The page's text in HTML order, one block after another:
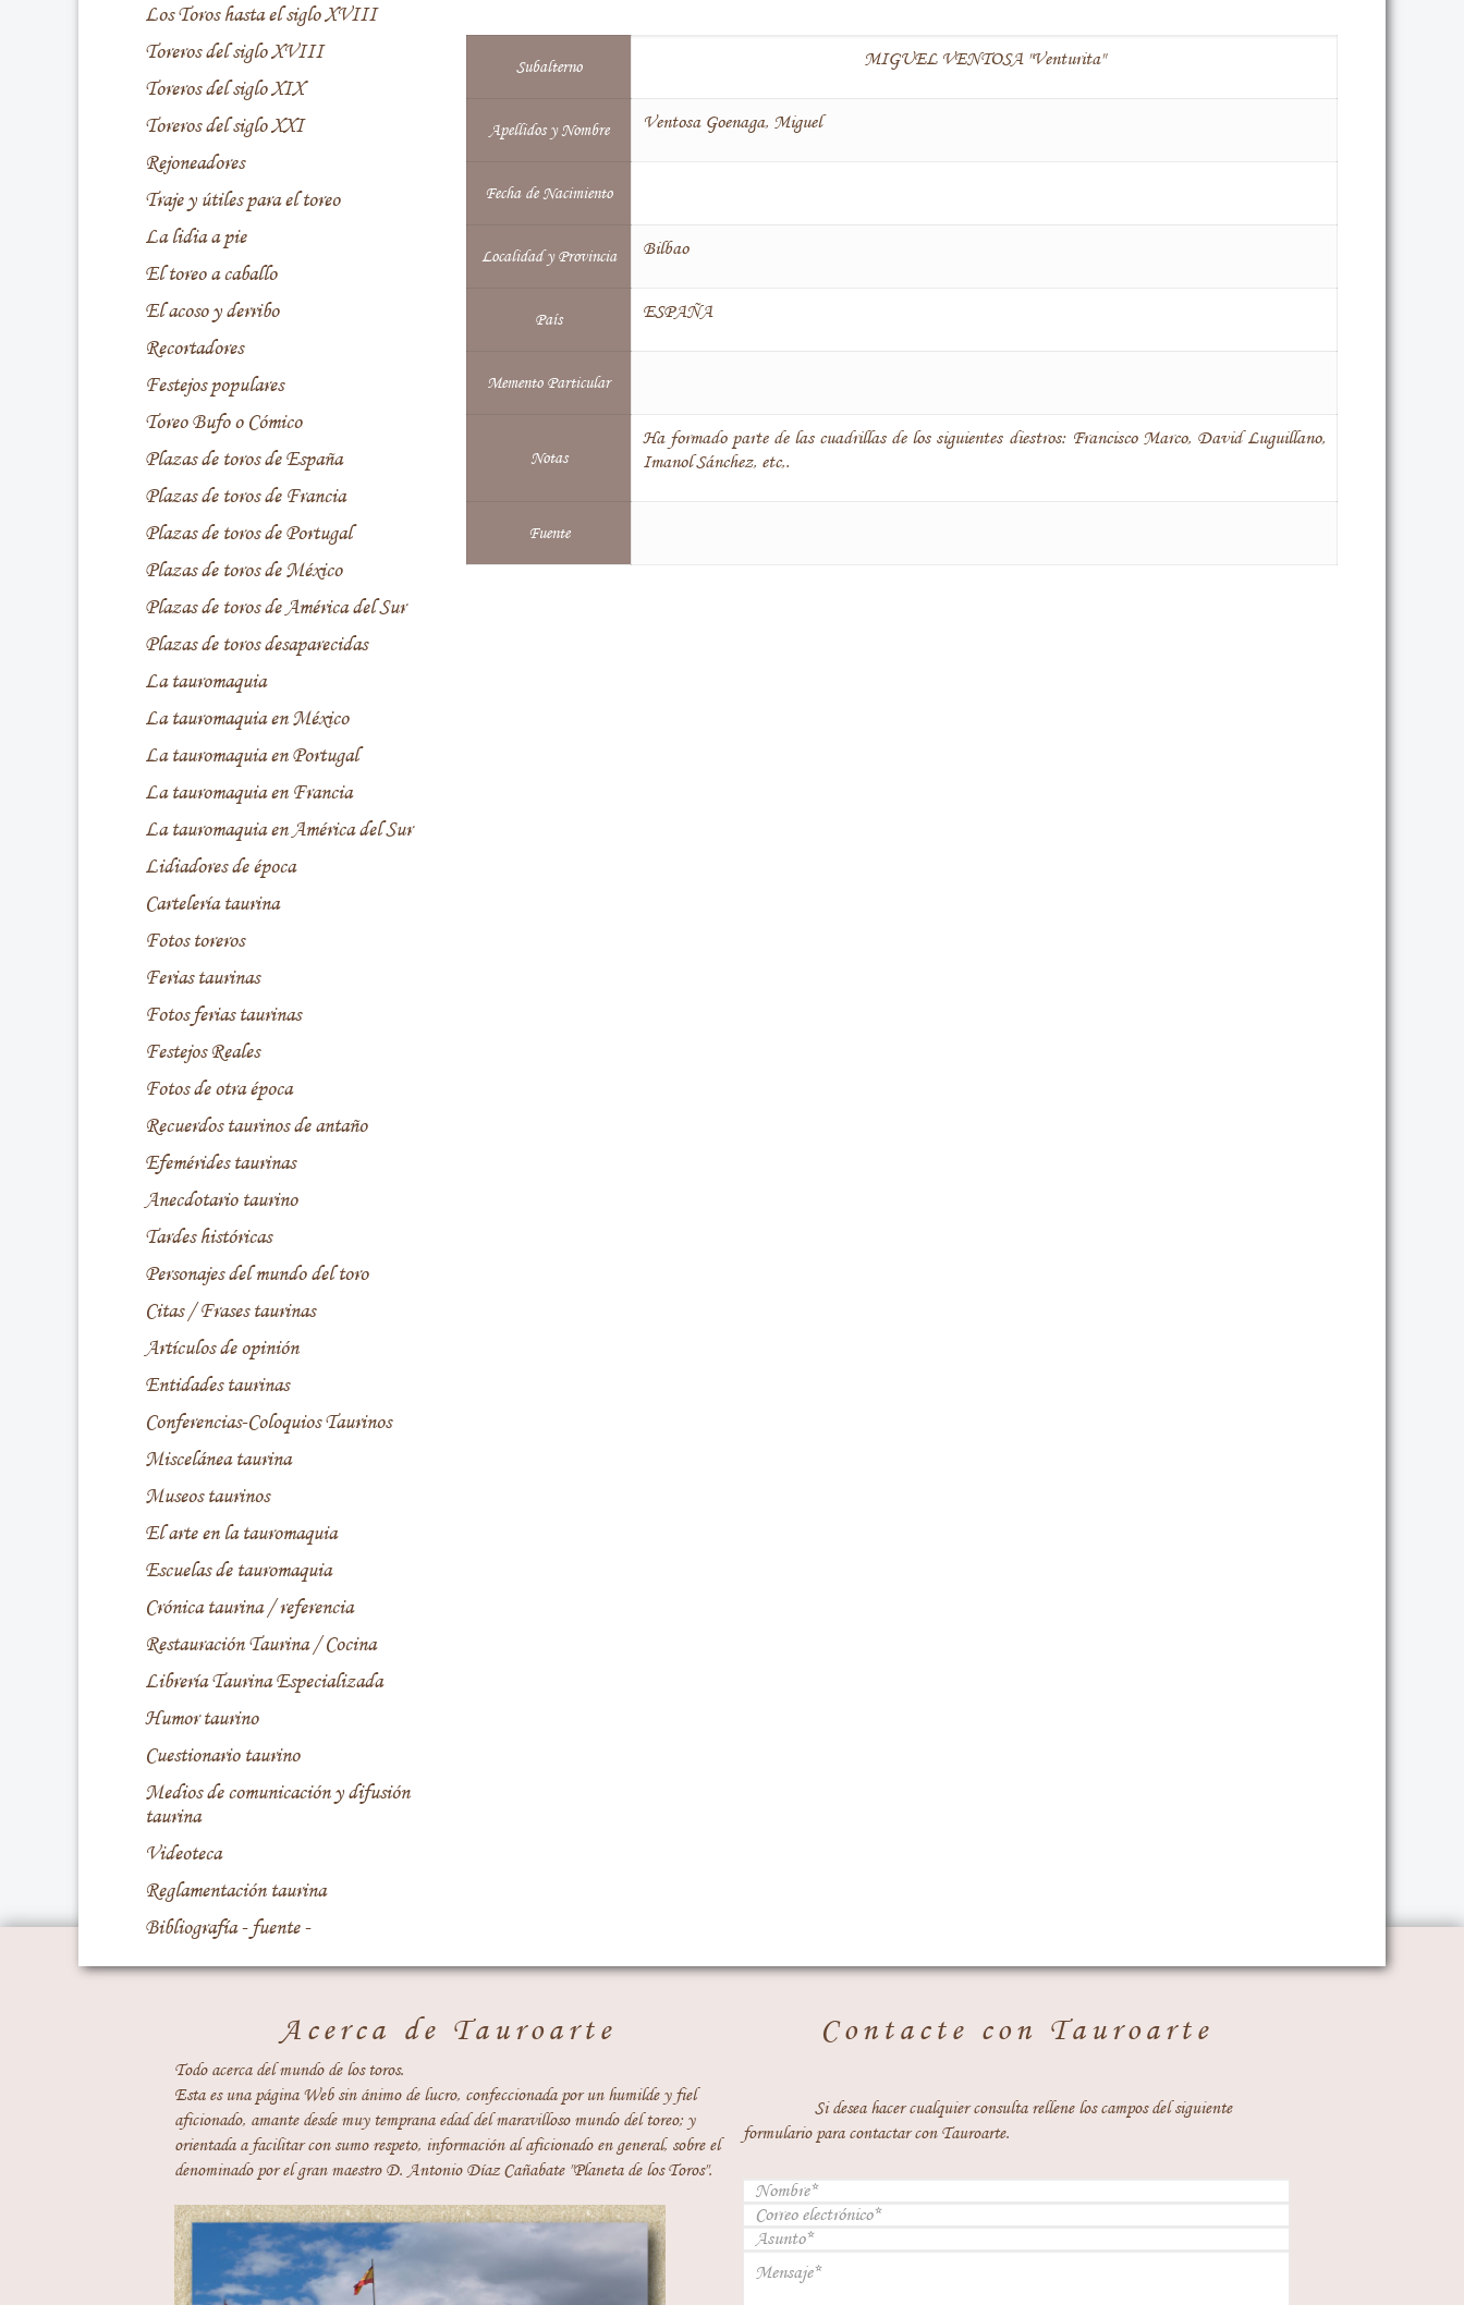
Los Toros hasta el siglo XVIII
Toreros del siglo XVIII
Toreros del siglo XIX
Toreros del siglo XXI
Rejoneadores
Traje y útiles para el toreo
La lidia a pie
El toreo a caballo
El acoso y derribo
Recortadores
Festejos populares
Toreo Bufo o Cómico
Plazas de toros de España
Plazas de toros de Francia
Plazas de toros de Portugal
Plazas de toros de México
Plazas de toros de América del Sur
Plazas de toros desaparecidas
La tauromaquia
La tauromaquia en México
La tauromaquia en Portugal
La tauromaquia en Francia
La tauromaquia en América del Sur
Lidiadores de época
Cartelería taurina
Fotos toreros
Ferias taurinas
Fotos ferias taurinas
Festejos Reales
Fotos de otra época
Recuerdos taurinos de antaño
Efemérides taurinas
Anecdotario taurino
Tardes históricas
Personajes del mundo del toro
Citas / Frases taurinas
Artículos de opinión
Entidades taurinas
Conferencias-Coloquios Taurinos
Miscelánea taurina
Museos taurinos
El arte en la tauromaquia
Escuelas de tauromaquia
Crónica taurina / referencia
Restauración Taurina / Cocina
Librería Taurina Especializada
Humor taurino
Cuestionario taurino
Medios de comunicación y difusión
taurina
Videoteca
Reglamentación taurina
Bibliografía - fuente -
Subalterno MIGUEL VENTOSA "Venturita"
Apellidos y Nombre Ventosa Goenaga, Miguel
Fecha de Nacimiento
Localidad y Provincia Bilbao
País ESPAÑA
Memento Particular
Notas
Ha formado parte de las cuadrillas de los siguientes diestros: Francisco Marco, David Luguillano,
Imanol Sánchez, etc,.
Fuente
Acerca de Tauroarte
Todo acerca del mundo de los toros.
Esta es una página Web sin ánimo de lucro, confeccionada por un humilde y fiel
aficionado, amante desde muy temprana edad del maravilloso mundo del toreo; y
orientada a facilitar con sumo respeto, información al aficionado en general, sobre el
denominado por el gran maestro D. Antonio Díaz Cañabate "Planeta de los Toros".
Contacte con Tauroarte
Si desea hacer cualquier consulta rellene los campos del siguiente
formulario para contactar con Tauroarte.